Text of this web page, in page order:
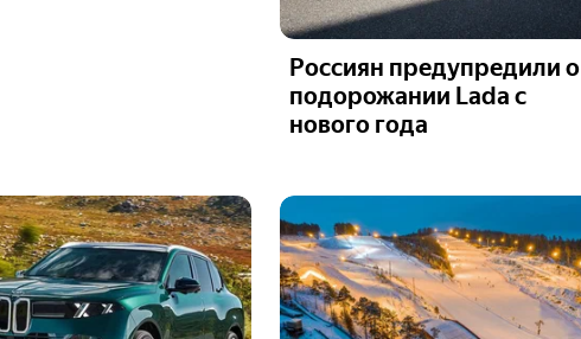
Россиян предупредили о
подорожании Lada с
нового года